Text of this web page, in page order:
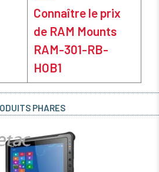
Connaître le prix
de RAM Mounts
RAM-301-RB-
HOB1
PHARES